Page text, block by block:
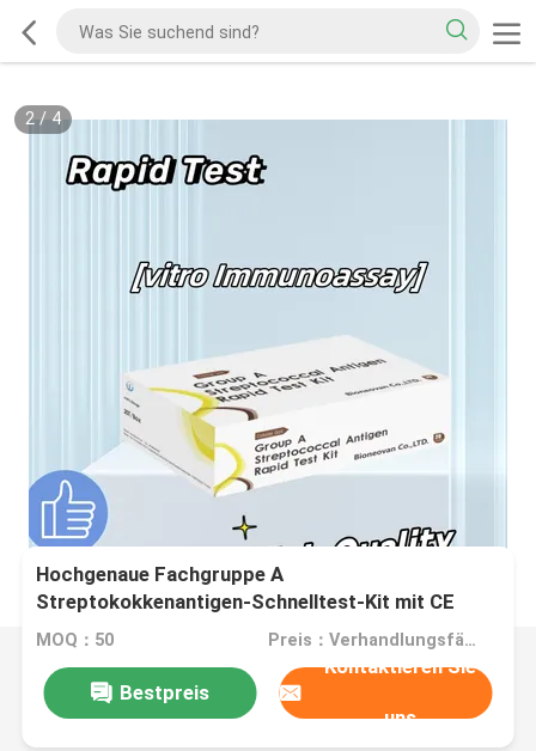
2/4
Hochgenaue Fachgruppe A
Streptokokkenantigen-Schnelltest-Kit mit CE
MOQ：50 Preis：Verhandlungsfähig
Bestpreis
Kontaktieren Sie
uns